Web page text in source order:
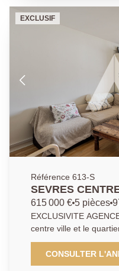
stationner un véhicule.
EXCLUSIF
Référence 613-S
SEVRES CENTRE -
familial
615 000 € 5 pièces
EXCLUSIVITE
centre ville et le
par ce vaste
et proche de toutes
internationales,
CONSULTER